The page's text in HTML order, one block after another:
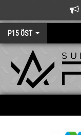
P15 ÖST